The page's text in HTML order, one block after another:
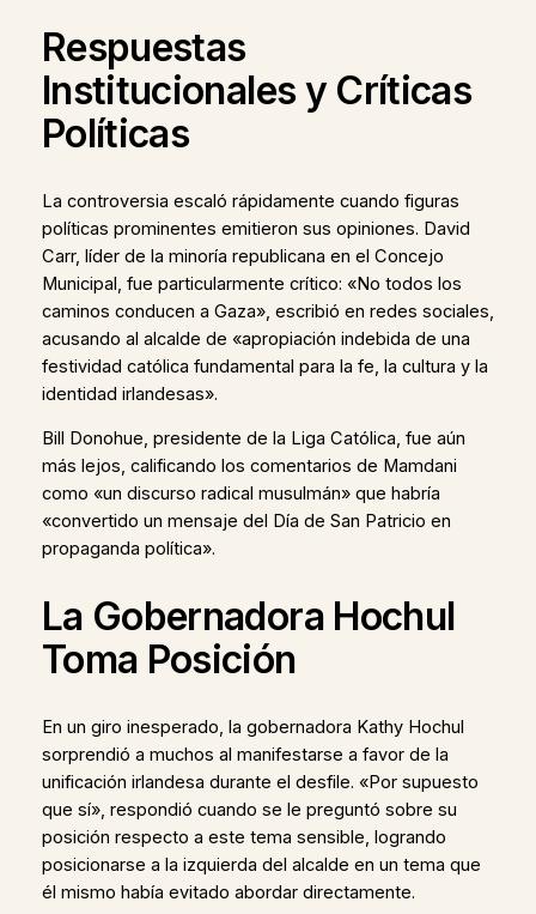
Respuestas
Institucionales y Críticas
Políticas
La controversia escaló rápidamente cuando figuras
políticas prominentes emitieron sus opiniones. David
Carr, líder de la minoría republicana en el Concejo
Municipal, fue particularmente crítico: «No todos los
caminos conducen a Gaza», escribió en redes sociales,
acusando al alcalde de «apropiación indebida de una
festividad católica fundamental para la fe, la cultura y la
identidad irlandesas».
Bill Donohue, presidente de la Liga Católica, fue aún
más lejos, calificando los comentarios de Mamdani
como «un discurso radical musulmán» que habría
«convertido un mensaje del Día de San Patricio en
propaganda política».
La Gobernadora Hochul
Toma Posición
En un giro inesperado, la gobernadora Kathy Hochul
sorprendió a muchos al manifestarse a favor de la
unificación irlandesa durante el desfile. «Por supuesto
que sí», respondió cuando se le preguntó sobre su
posición respecto a este tema sensible, logrando
posicionarse a la izquierda del alcalde en un tema que
él mismo había evitado abordar directamente.